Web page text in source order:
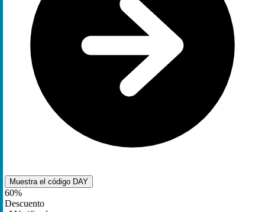
Muestra el código DAY
60%
Descuento